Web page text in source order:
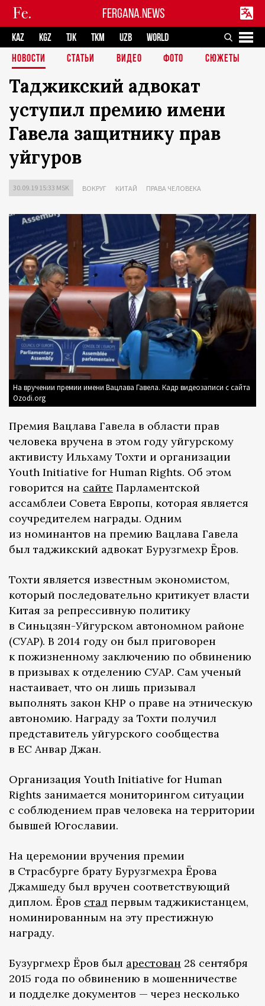
FERGANA.NEWS
KAZ KGZ TJK TKM UZB
WORLD
НОВОСТИ
СТАТЬИ ВИДЕО ФОТО СЮЖЕТЫ
Таджикский адвокат
уступил премию имени
Гавела защитнику прав
уйгуров
30.09.19 15:33 MSK ВОКРУГ КИТАЙ ПРАВА ЧЕЛОВЕКА
На вручении премии имени Вацлава Гавела. Кадр видеозаписи с сайта
Ozodi.org
Премия Вацлава Гавела в области прав
человека вручена в этом году уйгурскому
активисту Ильхаму Тохти и организации
Youth Initiative for Human Rights. Об этом
говорится на сайте Парламентской
ассамблеи Совета Европы, которая является
соучредителем награды. Одним
из номинантов на премию Вацлава Гавела
был таджикский адвокат Бурузгмехр Ёров.
Тохти является известным экономистом,
который последовательно критикует власти
Китая за репрессивную политику
в Синьцзян-Уйгурском автономном районе
(СУАР). В 2014 году он был приговорен
к пожизненному заключению по обвинению
в призывах к отделению СУАР. Сам ученый
настаивает, что он лишь призывал
выполнять закон КНР о праве на этническую
автономию. Награду за Тохти получил
представитель уйгурского сообщества
в ЕС Анвар Джан.
Организация Youth Initiative for Human
Rights занимается мониторингом ситуации
с соблюдением прав человека на территории
бывшей Югославии.
На церемонии вручения премии
в Страсбурге брату Бурузгмехра Ёрова
Джамшеду был вручен соответствующий
диплом. Ёров стал первым таджикистанцем,
номинированным на эту престижную
награду.
Бузургмехр Ёров был арестован 28 сентября
2015 года по обвинению в мошенничестве
и подделке документов — через несколько